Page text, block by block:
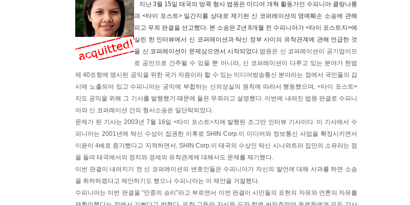
지난 3월 15일 태국의 방콕 형사 법원은 미디어 개혁 활동가인 수피니아 클랑나롱
과 <타이 포스트> 일간지를 상대로 제기된 신 코퍼레이션의 명예훼손 소송에 관해
피고 무죄 판결을 선고했다. 본 소송은 2년 8개월 전 수피니아가 <타이 포스트지>에
실린 한 인터뷰에서 신 코퍼레이션과 탁신 정부 사이의 유착관계에 관해 언급한 것
을 신 코퍼레이션이 문제삼으면서 시작되었다.법원은 신 코퍼레이션이 공기업이므
로 공인으로 간주될 수 있을 뿐 아니라, 신 코퍼레이션이 다루고 있는 분야가 헌법
제 40조항에 명시된 공익을 위한 국가 자원이라 할 수 있는 미디어방송통신 분야라는 점에서 국민들의 감
시에 노출되어 있고 수피니아는 공익에 부합하는 신의성실의 원칙에 따라서 행동했으며, <타이 포스트>
지도 공익을 위해 그 기사를 발행했기 때문에 둘은 무죄라고 설명했다. 이번에 내려진 법원 판결로 수피니
아와 신 코퍼레이션 간의 형사소송은 일단락되었다.
문제가 된 기사는 2003년 7월 16일 <타이 포스트>지에 발행된 조그만 인터뷰 기사이다. 이 기사에서 수
피니아는 2001년에 탁신 수상이 집권한 이후로 SHIN Corp.이 미디어와 정보통신 사업을 확장시키면서
이윤이 4배로 증가했다고 지적하면서, SHIN Corp.이 태국의 수상인 탁신 시나와트라 집안의 소유라는 점
을 들며 태국에서의 정치와 경제의 유착관계에 대해서도 문제를 제기했다.
이번 판결이 내려지기 전 신 코퍼레이션의 변호인들은 수피니아가 자신의 발언에 대해 사과를 하면 소송
을 취하하겠다고 제안하기도 했으나 수피니아는 이 제안을 거절했다.
수피니아는 이번 판결을 “민중의 승리”라고 부르면서 이번 판결이 시민들의 표현의 자유와 언론의 자유를